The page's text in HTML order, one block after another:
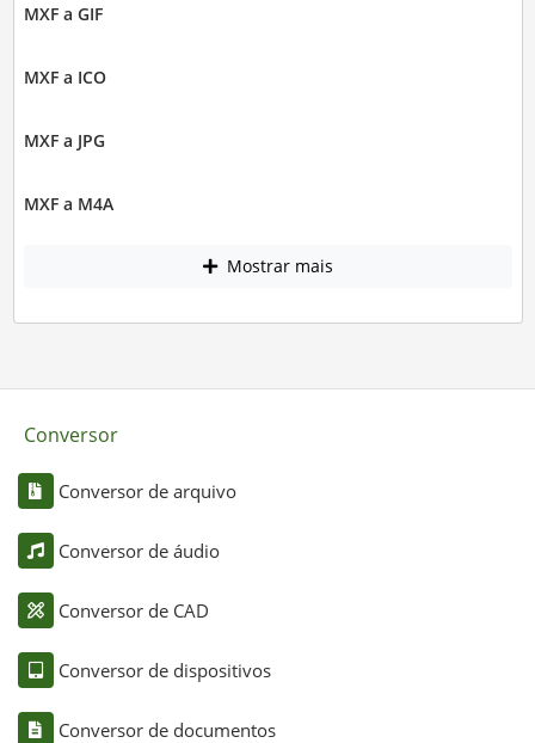
MXF a GIF
MXF a ICO
MXF a JPG
MXF a M4A
Mostrar mais
Conversor
Conversor de arquivo
Conversor de áudio
Conversor de CAD
Conversor de dispositivos
Conversor de documentos